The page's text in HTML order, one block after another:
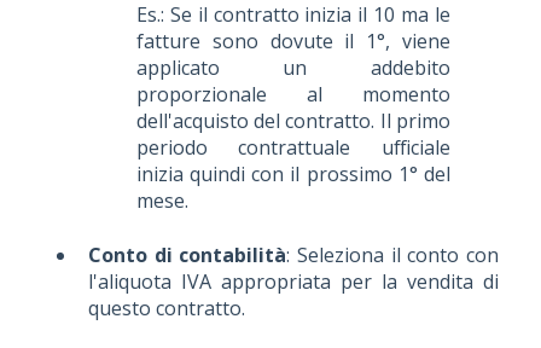
Es.: Se il contratto inizia il 10 ma le
fatture sono dovute il 1°, viene
applicato un addebito
proporzionale al momento
dell'acquisto del contratto. Il primo
periodo contrattuale ufficiale
inizia quindi con il prossimo 1° del
mese.
Conto di contabilità: Seleziona il conto con
l'aliquota IVA appropriata per la vendita di
questo contratto.